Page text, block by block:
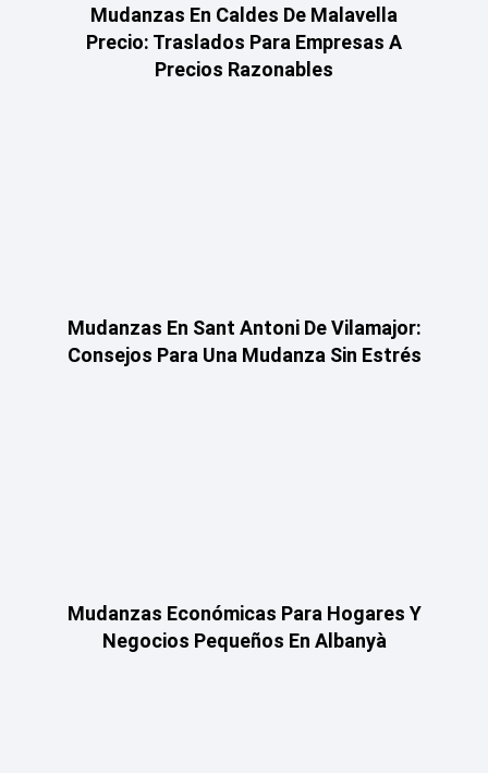
Mudanzas En Caldes De Malavella
Precio: Traslados Para Empresas A
Precios Razonables
Mudanzas En Sant Antoni De Vilamajor:
Consejos Para Una Mudanza Sin Estrés
Mudanzas Económicas Para Hogares Y
Negocios Pequeños En Albanyà